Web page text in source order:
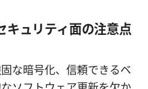
キュリティ面の注意点
な暗号化、信頼できるベ